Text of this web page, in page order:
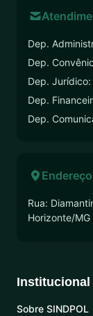
Dep.
Dep.
Dep. Jurídico:
Dep.
Dep.
Endereço
Rua:
Horizonte/MG
Institucional
Sobre SINDPOL